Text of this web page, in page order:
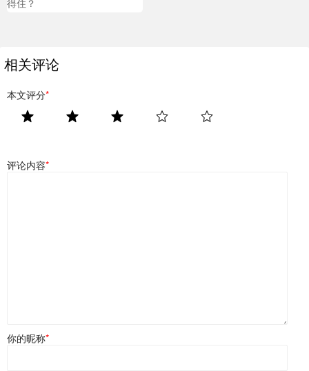
相关评论
本文评分*
评论内容*
你的昵称*